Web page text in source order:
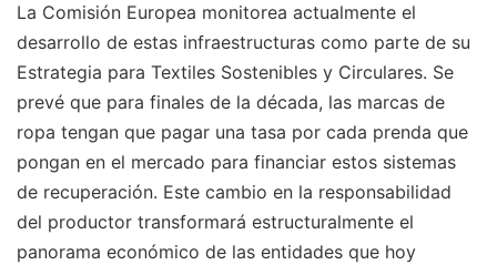
La Comisión Europea monitorea actualmente el
desarrollo de estas infraestructuras como parte de su
Estrategia para Textiles Sostenibles y Circulares. Se
prevé que para finales de la década, las marcas de
ropa tengan que pagar una tasa por cada prenda que
pongan en el mercado para financiar estos sistemas
de recuperación. Este cambio en la responsabilidad
del productor transformará estructuralmente el
panorama económico de las entidades que hoy